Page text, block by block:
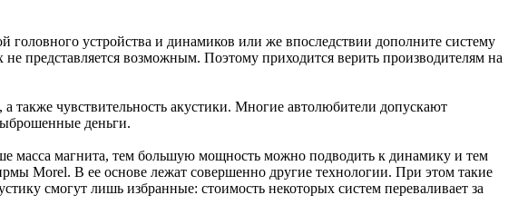
головного устройства и динамиков или же впоследствии дополните систему
представляется возможным. Поэтому приходится верить производителям на
также чувствительность акустики. Многие автолюбители допускают
деньги.
масса магнита, тем большую мощность можно подводить к динамику и тем
Morel. В ее основе лежат совершенно другие технологии. При этом такие
смогут лишь избранные: стоимость некоторых систем переваливает за